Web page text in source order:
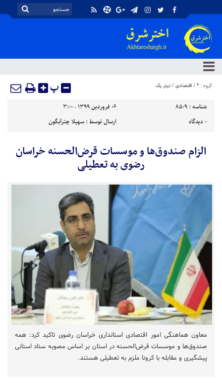
گروه : *
/اقتصادی/تیتر یک پ
شناسه : 8509
۰۶ فروردین ۱۳۹۹ - ۳:۰۰
۰ دیدگاه ارسال توسط :سهیلا چترآبگون
الزام صندوق‌ها و موسسات قرض‌الحسنه خراسان
رضوی به تعطیلی
معاون هماهنگی امور اقتصادی استانداری خراسان رضوی تاکید کرد: همه
صندوق‌ها و موسسات قرض‌الحسنه در استان بر اساس مصوبه ستاد استانی
پیشگیری و مقابله با کرونا ملزم به تعطیلی هستند.